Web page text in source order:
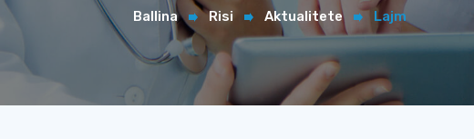
Ballina Risi Aktualitete Lajm